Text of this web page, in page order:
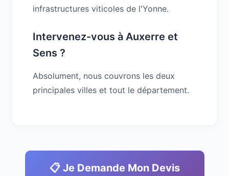
infrastructures viticoles de l'Yonne.
Intervenez-vous à Auxerre et
Sens ?
Absolument, nous couvrons les deux
principales villes et tout le département.
📋 Je Demande Mon Devis